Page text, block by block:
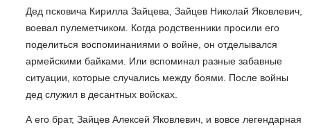
Дед псковича Кирилла Зайцева, Зайцев Николай Яковлевич,
воевал пулеметчиком. Когда родственники просили его
поделиться воспоминаниями о войне, он отделывался
армейскими байками. Или вспоминал разные забавные
ситуации, которые случались между боями. После войны
дед служил в десантных войсках.
А его брат, Зайцев Алексей Яковлевич, и вовсе легендарная